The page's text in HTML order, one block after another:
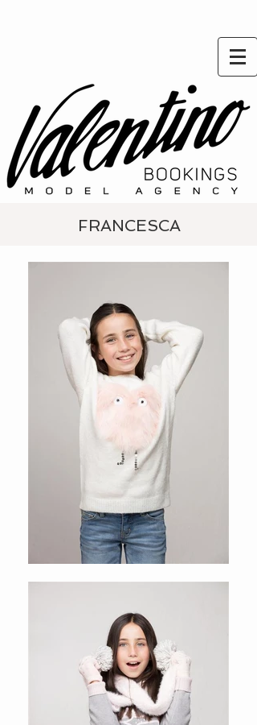
FRANCESCA